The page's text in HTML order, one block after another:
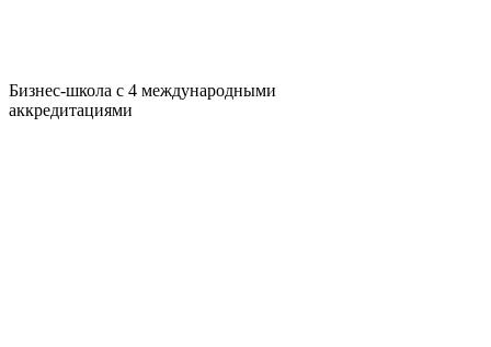
Бизнес-школа с 4 международными
аккредитациями